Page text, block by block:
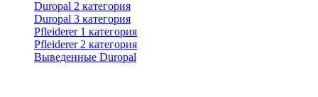
Duropal 2 категория
Duropal 3 категория
Pfleiderer 1 категория
Pfleiderer 2 категория
Выведенные Duropal